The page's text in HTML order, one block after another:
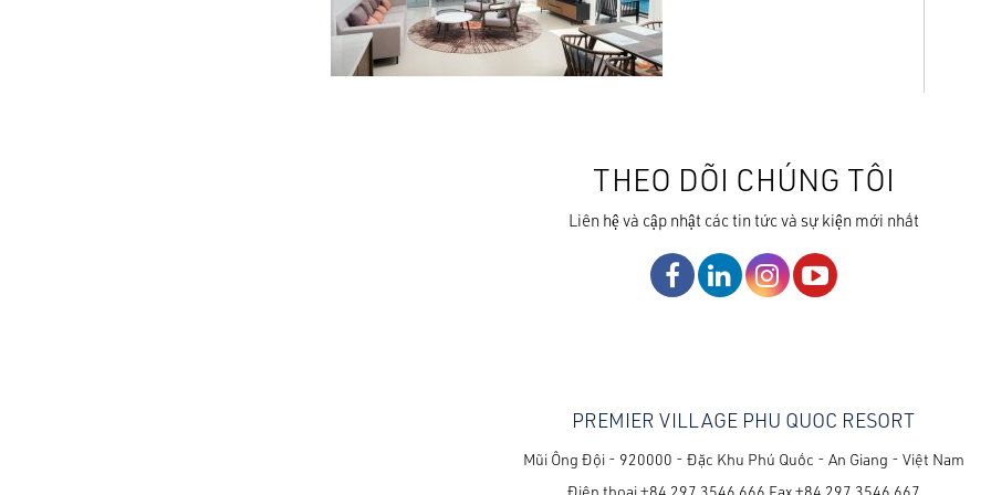
THEO DÕI CHÚNG TÔI
Liên hệ và cập nhật các tin tức và sự kiện mới nhất
PREMIER VILLAGE PHU QUOC RESORT
Mũi Ông Đội - 920000 - Đặc Khu Phú Quốc - An Giang - Việt Nam